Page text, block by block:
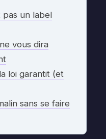
pas un label
vous dira
loi garantit (et
sans se faire